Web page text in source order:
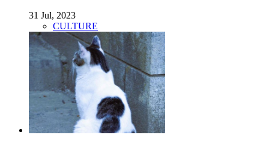
31 Jul, 2023
CULTURE